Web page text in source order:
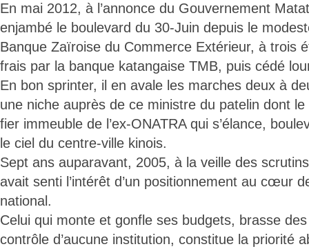
En mai 2012, à l’annonce du Gouvernement
enjambé le boulevard du 30-Juin depuis le
Banque Zaïroise du Commerce Extérieur, à trois
frais par la banque katangaise TMB, puis cédé
En bon sprinter, il en avale les marches deux à
une niche auprès de ce ministre du patelin dont
fier immeuble de l’ex-ONATRA qui s’élance,
le ciel du centre-ville kinois.
Sept ans auparavant, 2005, à la veille des
avait senti l’intérêt d’un positionnement au cœur
national.
Celui qui monte et gonfle ses budgets, brasse
contrôle d’aucune institution, constitue la priorité